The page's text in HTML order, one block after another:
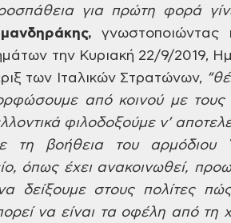
για πρώτη φορά
γνωστοποιώντας
την Κυριακή 22/9/2019,
των Ιταλικών Στρατώνων,
από κοινούμε τους
φιλοδοξούμε ν’
τη βοήθεια του αρμόδιου
όπως έχει ανακοινωθεί,
δείξουμε στουςπολίτες
να είναι τα οφέλη από τη